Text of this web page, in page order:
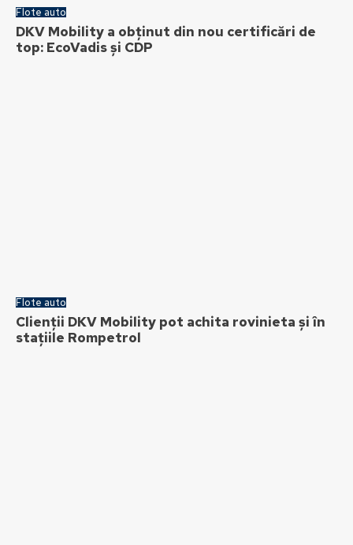
Flote auto
DKV Mobility a obținut din nou certificări de
top: EcoVadis și CDP
Flote auto
Clienții DKV Mobility pot achita rovinieta și în
stațiile Rompetrol